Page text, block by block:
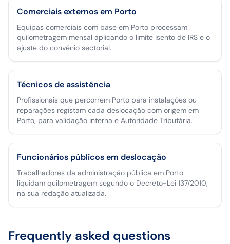
Comerciais externos em Porto
Equipas comerciais com base em Porto processam
quilometragem mensal aplicando o limite isento de IRS e o
ajuste do convénio sectorial.
Técnicos de assistência
Profissionais que percorrem Porto para instalações ou
reparações registam cada deslocação com origem em
Porto, para validação interna e Autoridade Tributária.
Funcionários públicos em deslocação
Trabalhadores da administração pública em Porto
liquidam quilometragem segundo o Decreto-Lei 137/2010,
na sua redação atualizada.
Frequently asked questions